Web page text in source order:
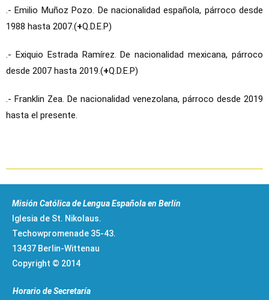
.- Emilio Muñoz Pozo. De nacionalidad española, párroco desde
1988 hasta 2007.(+Q.D.E.P)
.- Exiquio Estrada Ramírez.De nacionalidad mexicana, párroco
desde 2007 hasta 2019.(+Q.D.E.P)
.- Franklin Zea. De nacionalidad venezolana, párroco desde 2019
hasta el presente.
Misión Católica de Lengua Española en Berlín
Iglesia de St. Nikolaus.
Techowpromenade 35-43.
13437 Berlin-Wittenau
Copyright © 2014
Horario de Secretaría